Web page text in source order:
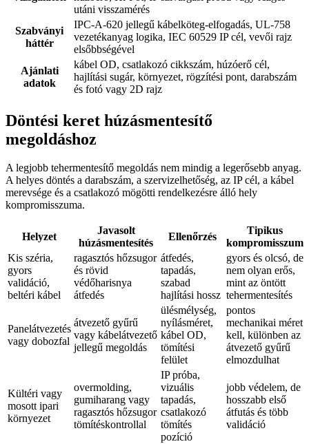
utáni visszamérés
Szabványi
háttér
IPC-A-620 jellegű kábelköteg-elfogadás, UL-758
vezetékanyag logika, IEC 60529 IP cél, vevői rajz
elsőbbségével
Ajánlati
adatok
kábel OD, csatlakozó cikkszám, húzóerő cél,
hajlítási sugár, környezet, rögzítési pont, darabszám
és fotó vagy 2D rajz
Döntési keret húzásmentesítő
megoldáshoz
A legjobb tehermentesítő megoldás nem mindig a legerősebb anyag.
A helyes döntés a darabszám, a szervizelhetőség, az IP cél, a kábel
merevsége és a csatlakozó mögötti rendelkezésre álló hely
kompromisszuma.
Helyzet
Javasolt
húzásmentesítés
Ellenőrzés
Tipikus
kompromisszum
Kis széria,
gyors
validáció,
beltéri kábel
ragasztós hőzsugor
és rövid
védőharisnya
átfedés
átfedés,
tapadás,
szabad
hajlítási hossz
gyors és olcsó, de
nem olyan erős,
mint az öntött
tehermentesítés
Panelátvezetés
vagy dobozfal
átvezető gyűrű
vagy kábelátvezető
jellegű megoldás
ülésmélység,
nyílásméret,
kábel OD,
tömítési
felület
pontos
mechanikai méret
kell, különben az
átvezető gyűrű
elmozdulhat
Kültéri vagy
mosott ipari
környezet
overmolding,
gumiharang vagy
ragasztós hőzsugor
tömítéskontrollal
IP próba,
vizuális
tapadás,
csatlakozó
tömítés
pozíció
jobb védelem, de
hosszabb első
átfutás és több
validáció